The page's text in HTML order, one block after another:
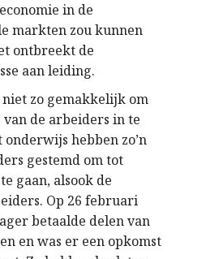
in de
markten zou kunnen
ontbreekt de
aan leiding.
zo gemakkelijk om
de arbeiders in te
hebben zo’n
gestemd om tot
gaan, alsook de
Op 26 februari
betaalde delen van
en was er een opkomst